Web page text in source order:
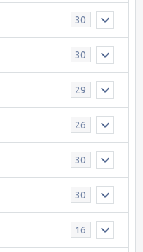
30
30
29
26
30
30
16